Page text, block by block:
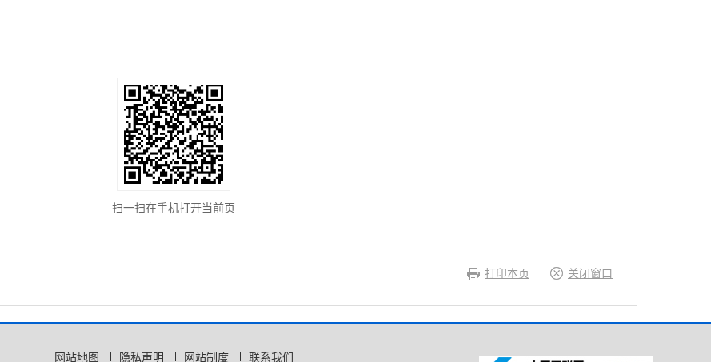
扫一扫在手机打开当前页
打印本页 关闭窗口
网站地图 隐私声明 网站制度 联系我们